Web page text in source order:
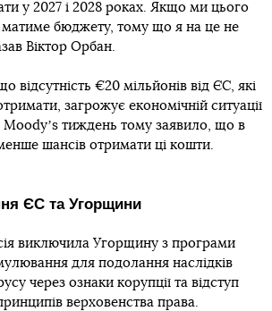
у 2027 і 2028 роках. Якщо ми цього
бюджету, тому що я на це не
Віктор Орбан.
відсутність €20 мільйонів від ЄС, які
загрожує економічній ситуації
Moodyʼs тиждень тому заявило, що в
шансів отримати ці кошти.
ЄС та Угорщини
виключила Угорщину з програми
для подолання наслідків
через ознаки корупції та відступ
верховенства права.